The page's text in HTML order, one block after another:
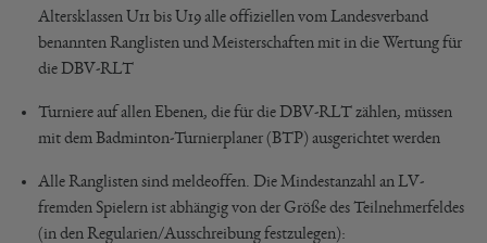
Altersklassen U11 bis U19 alle offiziellen vom Landesverband
benannten Ranglisten und Meisterschaften mit in die Wertung für
die DBV-RLT
Turniere auf allen Ebenen, die für die DBV-RLT zählen, müssen
mit dem Badminton-Turnierplaner (BTP) ausgerichtet werden
Alle Ranglisten sind meldeoffen. Die Mindestanzahl an LV-
fremden Spielern ist abhängig von der Größe des Teilnehmerfeldes
(in den Regularien/Ausschreibung festzulegen):